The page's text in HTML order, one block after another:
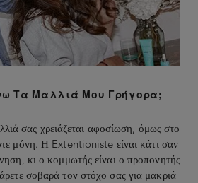
Τα Μαλλιά Μου Γρήγορα;
σας χρειάζεται αφοσίωση, όμως στο
μόνη. Η Extentioniste είναι κάτι σαν
κι ο κομμωτής είναι ο προπονητής
σοβαρά τον στόχο σας για μακριά